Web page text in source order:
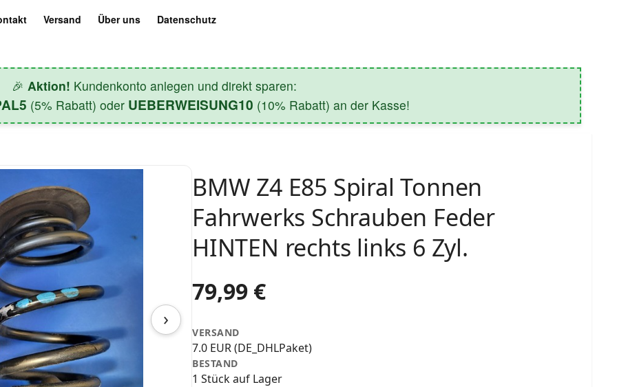
Versand Über uns Datenschutz
🎉 Aktion! Kundenkonto anlegen und direkt sparen:
(5% Rabatt) oder UEBERWEISUNG10 (10% Rabatt) an der Kasse!
›
BMW Z4 E85 Spiral Tonnen
Fahrwerks Schrauben Feder
HINTEN rechts links 6 Zyl.
79,99 €
VERSAND
7.0 EUR (DE_DHLPaket)
BESTAND
1 Stück auf Lager